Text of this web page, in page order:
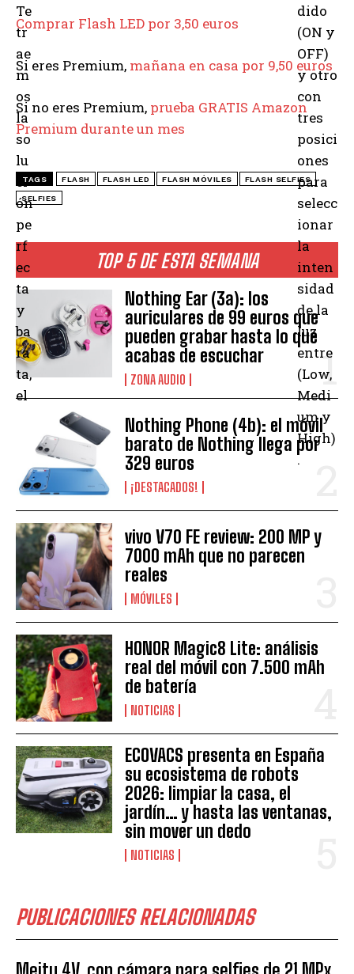
TOP 5 DE ESTA SEMANA
Nothing Ear (3a): los
auriculares de 99 euros que
pueden grabar hasta lo que
acabas de escuchar
ZONA AUDIO
Nothing Phone (4b): el móvil
barato de Nothing llega por
329 euros
¡DESTACADOS!
vivo V70 FE review: 200 MP y
7000 mAh que no parecen
reales
MÓVILES
HONOR Magic8 Lite: análisis
real del móvil con 7.500 mAh
de batería
NOTICIAS
ECOVACS presenta en España
su ecosistema de robots
2026: limpiar la casa, el
jardín… y hasta las ventanas,
sin mover un dedo
NOTICIAS
PUBLICACIONES RELACIONADAS
Te
tr
ae
m
os
la
so
lu
ci
ón
pe
rf
ec
ta
y
ba
ra
ta,
el
dido
(ON y
OFF)
y otro
con
tres
posici
ones
para
selecc
ionar
la
inten
sidad
de la
luz
entre
(Low,
Medi
um y
High)
.
Comprar Flash LED por 3,50 euros
Si eres Premium, mañana en casa por 9,50 euros
Si no eres Premium, prueba GRATIS Amazon
Premium durante un mes
TAGS FLASH FLASH LED FLASH MÓVILES FLASH SELFIES
SELFIES